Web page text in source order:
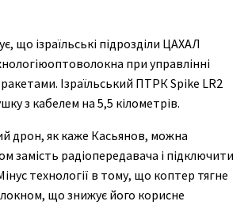
що ізраїльські підрозділи ЦАХАЛ
при управлінні
Ізраїльський ПТРК Spike LR2
з кабелем на 5,5 кілометрів.
дрон, як каже Касьянов, можна
замість радіопередавача і підключити
технології в тому, що коптер тягне
що знижує його корисне